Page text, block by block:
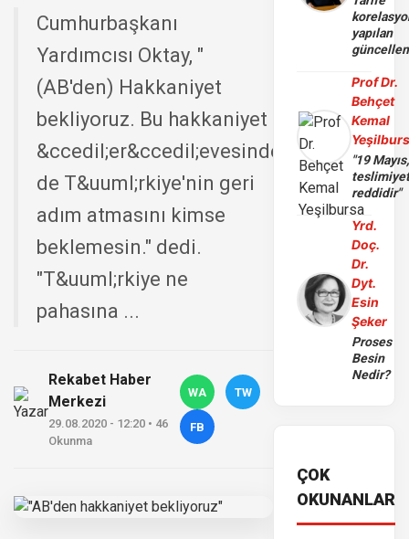
Cumhurbaşkanı
Yardımcısı Oktay, "
(AB'den) Hakkaniyet
bekliyoruz. Bu hakkaniyet
&ccedil;er&ccedil;evesinde
de T&uuml;rkiye'nin geri
adım atmasını kimse
beklemesin." dedi.
"T&uuml;rkiye ne
pahasına ...
Rekabet Haber
Merkezi
29.08.2020 - 12:20 • 46
Okunma
WA TW
FB
yapılan
Prof Dr.
Behçet
Kemal
"19 Mayıs,
reddidir"
Yrd.
Doç.
Dr.
Dyt.
Esin
Şeker
Proses
Besin
Nedir?
ÇOK
OKUNANLAR